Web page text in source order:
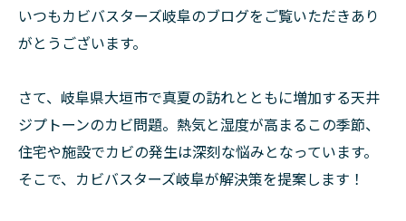
いつもカビバスターズ岐阜のブログをご覧いただきあり
がとうございます。
さて、岐阜県大垣市で真夏の訪れとともに増加する天井
ジプトーンのカビ問題。熱気と湿度が高まるこの季節、
住宅や施設でカビの発生は深刻な悩みとなっています。
そこで、カビバスターズ岐阜が解決策を提案します！